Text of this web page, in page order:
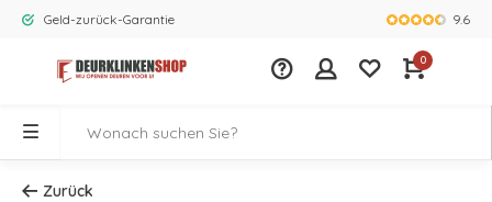
Geld-zurück-Garantie Größtes9.6
0
Zurück